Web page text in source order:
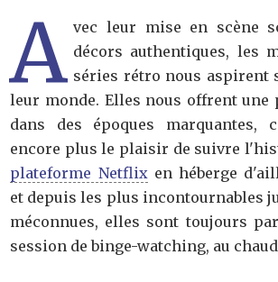
A vec leur mise en scène
décors authentiques, les
séries rétro nous aspirent
leur monde. Elles nous offrent une
dans des époques marquantes,
encore plus le plaisir de suivre
plateforme Netflixen héberge
et depuis les plus incontournables
méconnues, elles sont toujours
session de binge-watching, au